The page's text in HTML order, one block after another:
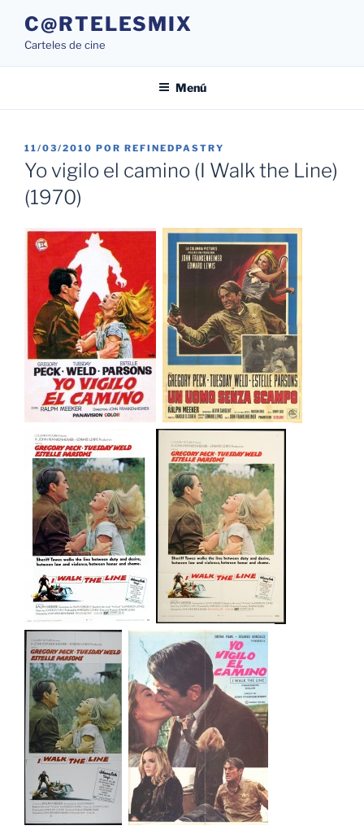
contenido
C@RTELESMIX
Carteles de cine
Menú
PUBLICADO
EL
11/03/2010 POR REFINEDPASTRY
Yo vigilo el camino (I Walk the Line)
(1970)